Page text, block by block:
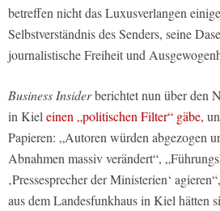
betreffen nicht das Luxusverlangen
Selbstverständnis des Senders, seine
journalistische Freiheit und
Business Insiderberichtet nun über den
in Kiel einen „politischen Filter“ gäbe,
Papieren: „Autoren würden abgezogen
Abnahmen massiv verändert“,
‚Pressesprecher der Ministerien‘
aus dem Landesfunkhaus in Kiel hätten